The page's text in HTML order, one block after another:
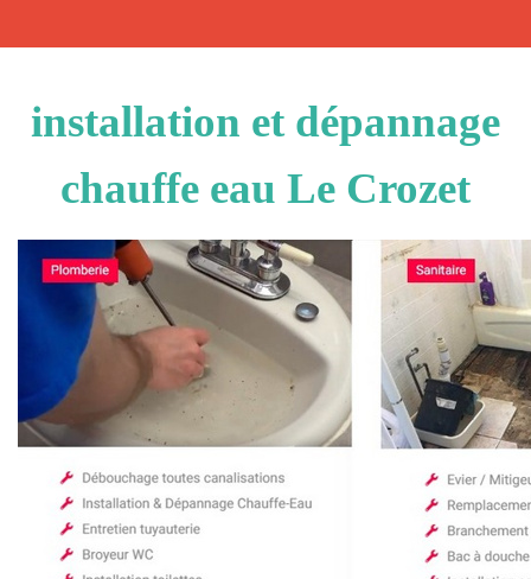
installation et dépannage
chauffe eau Le Crozet